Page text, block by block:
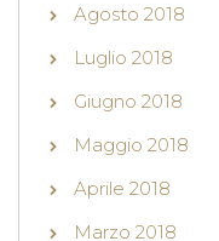
Agosto 2018
Luglio 2018
Giugno 2018
Maggio 2018
Aprile 2018
Marzo 2018